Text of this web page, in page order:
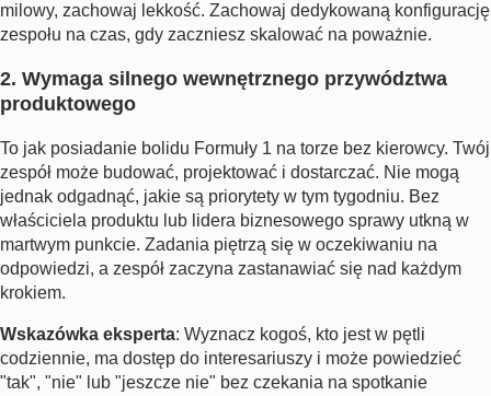
milowy, zachowaj lekkość. Zachowaj dedykowaną konfigurację
zespołu na czas, gdy zaczniesz skalować na poważnie.
2. Wymaga silnego wewnętrznego przywództwa
produktowego
To jak posiadanie bolidu Formuły 1 na torze bez kierowcy. Twój
zespół może budować, projektować i dostarczać. Nie mogą
jednak odgadnąć, jakie są priorytety w tym tygodniu. Bez
właściciela produktu lub lidera biznesowego sprawy utkną w
martwym punkcie. Zadania piętrzą się w oczekiwaniu na
odpowiedzi, a zespół zaczyna zastanawiać się nad każdym
krokiem.
Wskazówka eksperta: Wyznacz kogoś, kto jest w pętli
codziennie, ma dostęp do interesariuszy i może powiedzieć
"tak", "nie" lub "jeszcze nie" bez czekania na spotkanie